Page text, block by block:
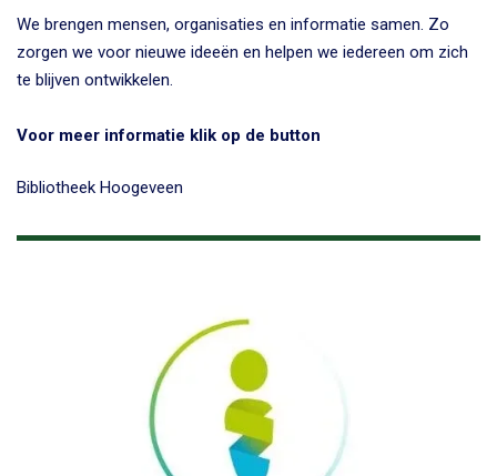
We brengen mensen, organisaties en informatie samen. Zo
zorgen we voor nieuwe ideeën en helpen we iedereen om zich
te blijven ontwikkelen.
Voor meer informatie klik op de button
Bibliotheek Hoogeveen